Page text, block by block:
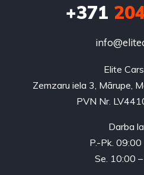
+371
Elite
Zemzaru iela 3, Mārupe,
PVN Nr.
Darba
P.-Pk.
Se. 10:00